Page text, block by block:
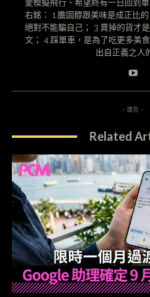
愛模擬飛行、希望終有一日回到
右銘： 1.膽固醇跟美味是成正比
絕對不能騙自己； 3.賣掉的貨才
文； 4.踩單車，是為了吃更多美
出自正義之人
- 廣告 -
Related